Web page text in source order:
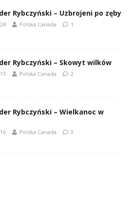
Rybczyński – Uzbrojeni po zęby
Polska Canada 1
Rybczyński – Skowyt wilków
Polska Canada 2
Rybczyński – Wielkanoc w
Polska Canada 0